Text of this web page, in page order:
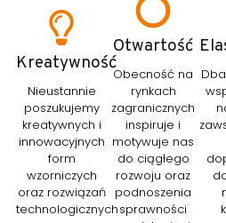
Kreatywność
Nieustannie
poszukujemy
kreatywnych i
innowacyjnych
form
wzorniczych
oraz rozwiązań
technologicznych
Otwartość
Obecność na
rynkach
zagranicznych
inspiruje i
motywuje nas
do ciągłego
rozwoju oraz
podnoszenia
sprawności